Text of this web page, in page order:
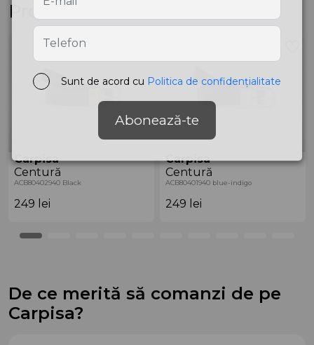
Produse asemănătoare
Carpisa
Centură
ACB80402940 Black
249 lei
Carpisa
Centură
ACB80401940 blue-indigo
249 lei
De ce merită să comanzi de pe
Carpisa?
Sunt de acord cu Politica de confidențialitate
Abonează-te